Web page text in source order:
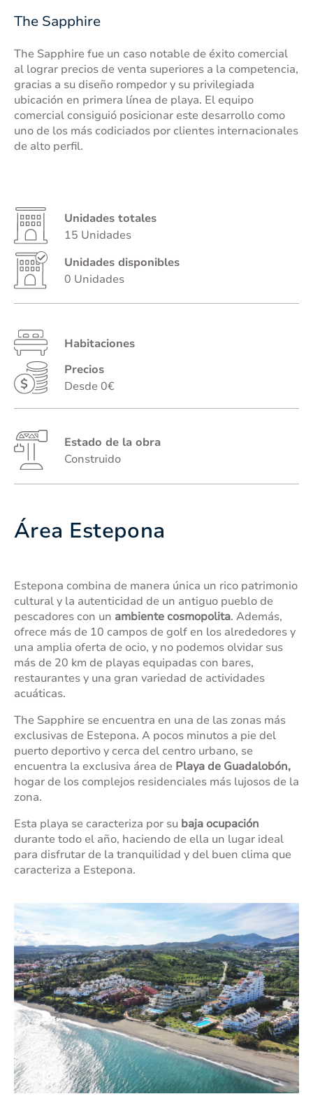
The Sapphire
The Sapphire fue un caso notable de éxito comercial
al lograr precios de venta superiores a la competencia,
gracias a su diseño rompedor y su privilegiada
ubicación en primera línea de playa. El equipo
comercial consiguió posicionar este desarrollo como
uno de los más codiciados por clientes internacionales
de alto perfil.
Unidades totales
15 Unidades
Unidades disponibles
0 Unidades
Habitaciones
Precios
Desde 0€
Estado de la obra
Construido
Área Estepona
Estepona combina de manera única un rico patrimonio
cultural y la autenticidad de un antiguo pueblo de
pescadores con un ambiente cosmopolita. Además,
ofrece más de 10 campos de golf en los alrededores y
una amplia oferta de ocio, y no podemos olvidar sus
más de 20 km de playas equipadas con bares,
restaurantes y una gran variedad de actividades
acuáticas.
The Sapphire se encuentra en una de las zonas más
exclusivas de Estepona. A pocos minutos a pie del
puerto deportivo y cerca del centro urbano, se
encuentra la exclusiva área de Playa de Guadalobón,
hogar de los complejos residenciales más lujosos de la
zona.
Esta playa se caracteriza por su baja ocupación
durante todo el año, haciendo de ella un lugar ideal
para disfrutar de la tranquilidad y del buen clima que
caracteriza a Estepona.